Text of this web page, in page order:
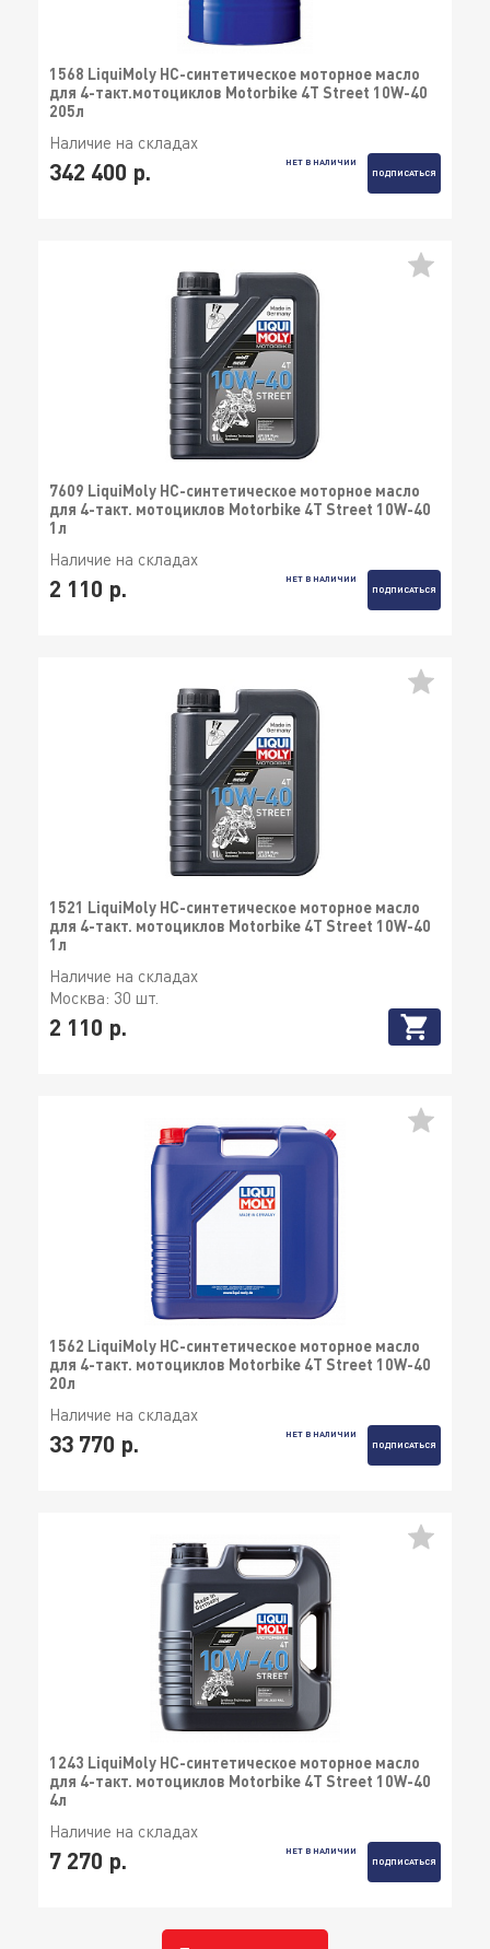
1568 LiquiMoly НС-синтетическое моторное масло
для 4-такт.мотоциклов Motorbike 4T Street 10W-40
205л
Наличие на складах
342 400 р.
НЕТ В НАЛИЧИИ
ПОДПИСАТЬСЯ
7609 LiquiMoly НС-синтетическое моторное масло
для 4-такт. мотоциклов Motorbike 4T Street 10W-40
1л
Наличие на складах
2 110 р.
НЕТ В НАЛИЧИИ
ПОДПИСАТЬСЯ
1521 LiquiMoly НС-синтетическое моторное масло
для 4-такт. мотоциклов Motorbike 4T Street 10W-40
1л
Наличие на складах
Москва: 30 шт.
2 110 р.
1562 LiquiMoly НС-синтетическое моторное масло
для 4-такт. мотоциклов Motorbike 4T Street 10W-40
20л
Наличие на складах
33 770 р.
НЕТ В НАЛИЧИИ
ПОДПИСАТЬСЯ
1243 LiquiMoly НС-синтетическое моторное масло
для 4-такт. мотоциклов Motorbike 4T Street 10W-40
4л
Наличие на складах
7 270 р.
НЕТ В НАЛИЧИИ
ПОДПИСАТЬСЯ